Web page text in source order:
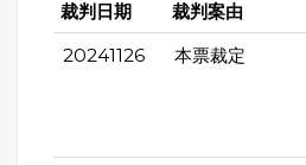
裁判日期 裁判案由
20241126 本票裁定